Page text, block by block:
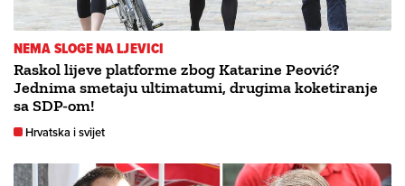
NEMA SLOGE NA LJEVICI
Raskol lijeve platforme zbog Katarine Peović?
Jednima smetaju ultimatumi, drugima koketiranje
sa SDP-om!
Hrvatska i svijet